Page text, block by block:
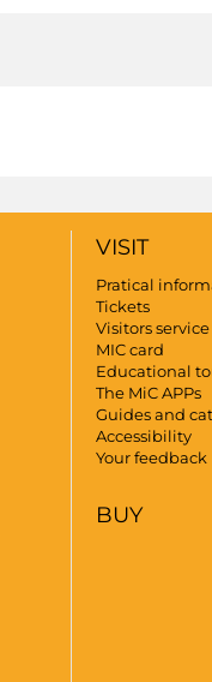
VISIT
Pratical
Tickets
Visitors service
MIC card
Educational
The MiC APPs
Guides and
Accessibility
Your feedback
BUY